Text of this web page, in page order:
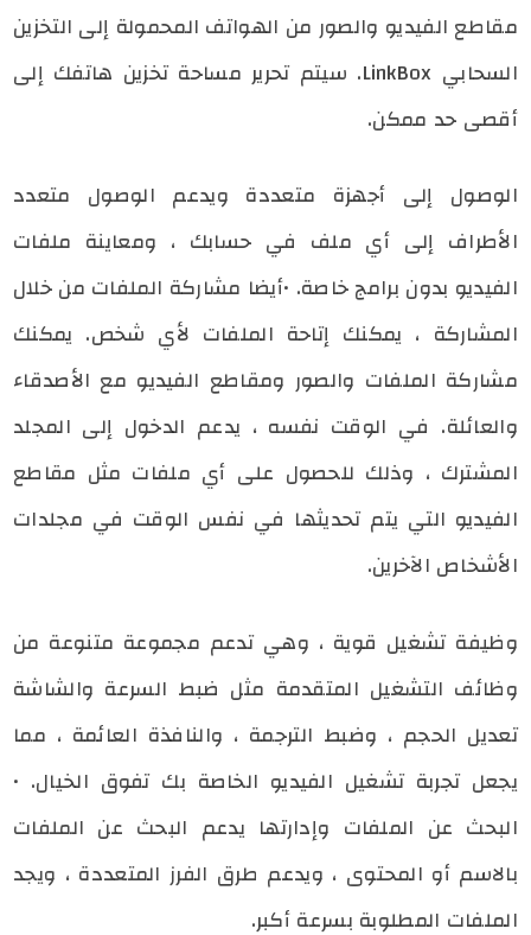
مقاطع الفيديو والصور من الهواتف المحمولة إلى التخزين
السحابي LinkBox. سيتم تحرير مساحة تخزين هاتفك إلى
أقصى حد ممكن.
الوصول إلى أجهزة متعددة ويدعم الوصول متعدد
الأطراف إلى أي ملف في حسابك ، ومعاينة ملفات
الفيديو بدون برامج خاصة. •أيضا مشاركة الملفات من خلال
المشاركة ، يمكنك إتاحة الملفات لأي شخص. يمكنك
مشاركة الملفات والصور ومقاطع الفيديو مع الأصدقاء
والعائلة. في الوقت نفسه ، يدعم الدخول إلى المجلد
المشترك ، وذلك للحصول على أي ملفات مثل مقاطع
الفيديو التي يتم تحديثها في نفس الوقت في مجلدات
الأشخاص الآخرين.
وظيفة تشغيل قوية ، وهي تدعم مجموعة متنوعة من
وظائف التشغيل المتقدمة مثل ضبط السرعة والشاشة
تعديل الحجم ، وضبط الترجمة ، والنافذة العائمة ، مما
يجعل تجربة تشغيل الفيديو الخاصة بك تفوق الخيال. •
البحث عن الملفات وإدارتها يدعم البحث عن الملفات
بالاسم أو المحتوى ، ويدعم طرق الفرز المتعددة ، ويجد
الملفات المطلوبة بسرعة أكبر.